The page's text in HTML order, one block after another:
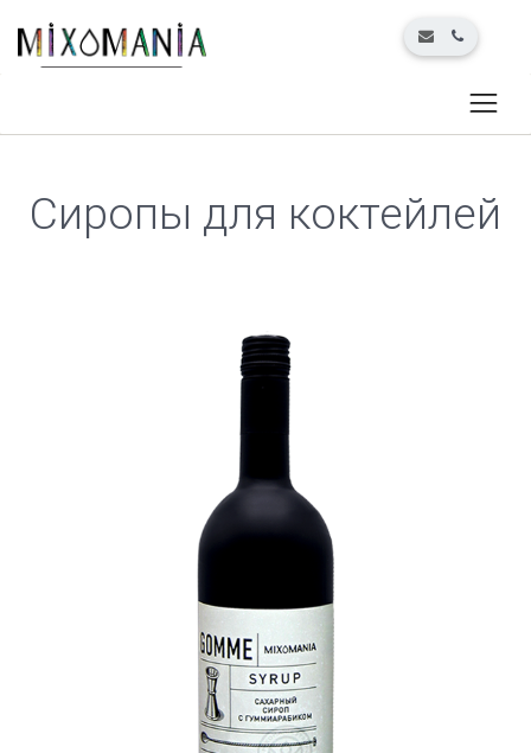
Сиропы для коктейлей